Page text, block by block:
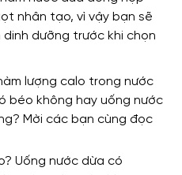
nhân tạo, vì vậy bạn sẽ
dưỡng trước khi chọn
lượng calo trong nước
béo không hay uống nước
Mời các bạn cùng đọc